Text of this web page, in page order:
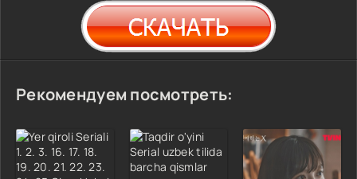
Рекомендуем посмотреть: